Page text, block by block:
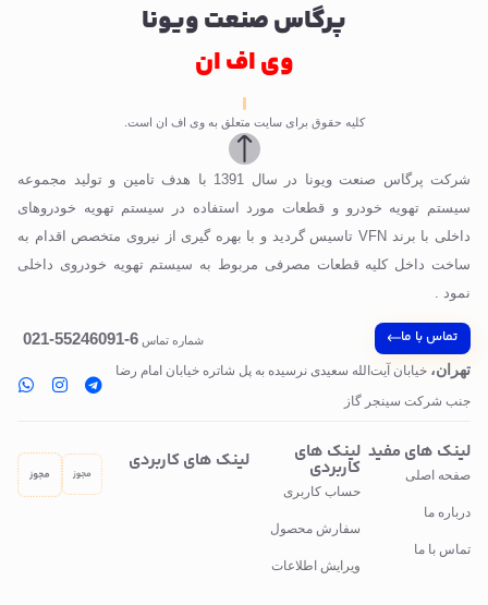
پرگاس صنعت ویونا
وی اف ان
کلیه حقوق برای سایت متعلق به وی اف ان است.
شرکت پرگاس صنعت ویونا در سال 1391 با هدف تامین و تولید مجموعه
سیستم تهویه خودرو و قطعات مورد استفاده در سیستم تهویه خودروهای
داخلی با برند VFN تاسیس گردید و با بهره گیری از نیروی متخصص اقدام به
ساخت داخل کلیه قطعات مصرفی مربوط به سیستم تهویه خودروی داخلی
نمود .
تماس با ما شماره تماس 6-55246091-021
تهران، خیابان آیت‌الله سعیدی نرسیده به پل‌ شاتره خیابان امام رضا
جنب شرکت سینجر گاز
لینک های مفید
صفحه اصلی
درباره ما
تماس با ما
لینک های
کاربردی
حساب کاربری
سفارش محصول
ویرایش اطلاعات
لینک های کاربردی